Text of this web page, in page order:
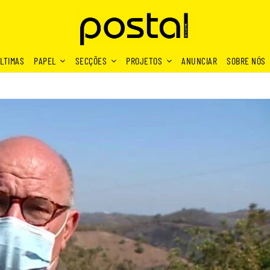
PAPEL SECÇÕES PROJETOS ANUNCIAR SOBRE NÓS